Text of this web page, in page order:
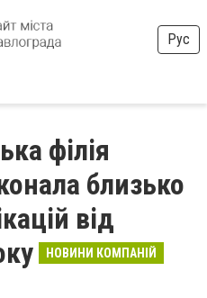
Рус
філія
близько
від
НОВИНИ КОМПАНІЙ